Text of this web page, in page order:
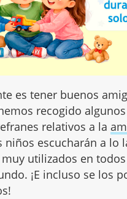
es tener buenos
recogido algunos
relativos a la
niños escucharán a lo
utilizados en
¡E incluso se los